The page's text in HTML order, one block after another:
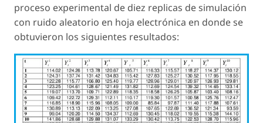
proceso experimental de diez replicas de simulación
con ruido aleatorio en hoja electrónica en donde se
obtuvieron los siguientes resultados: